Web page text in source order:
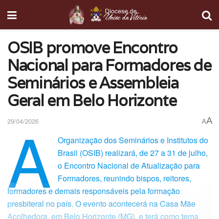
OSIB promove Encontro
Nacional para Formadores de
Seminários e Assembleia
Geral em Belo Horizonte
29/04/2026 AA
A
Organização dos Seminários e Institutos do
Brasil (OSIB) realizará, de 27 a 31 de julho,
o Encontro Nacional de Atualização para
Formadores, reunindo bispos, reitores,
formadores e demais responsáveis pela formação
presbiteral no país. O evento acontecerá na Casa Mãe
Acolhedora, em Belo Horizonte (MG), e terá como tema